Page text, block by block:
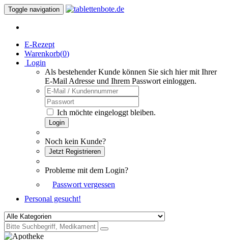
Toggle navigation
E-Rezept
Warenkorb(0)
Login
Als bestehender Kunde können Sie sich hier mit Ihrer
E-Mail Adresse und Ihrem Passwort einloggen.
Ich möchte eingeloggt bleiben.
Login
Noch kein Kunde?
Jetzt Registrieren
Probleme mit dem Login?
Passwort vergessen
Personal gesucht!